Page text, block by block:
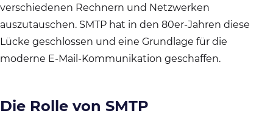
verschiedenen Rechnern und Netzwerken
auszutauschen. SMTP hat in den 80er-Jahren diese
Lücke geschlossen und eine Grundlage für die
moderne E-Mail-Kommunikation geschaffen.
Die Rolle von SMTP